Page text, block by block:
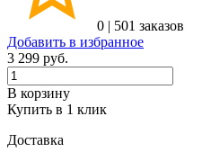
0 | 501 заказов
Добавить в избранное
3 299 руб.
В корзину
Купить в 1 клик
Доставка